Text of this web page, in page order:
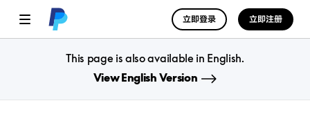
立即登录 立即注册
This page is also available in English.
View English Version